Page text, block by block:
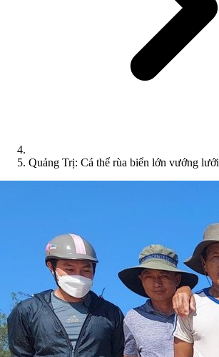
Quảng Trị: Cá thể rùa biển lớn vướng lưới